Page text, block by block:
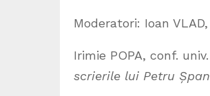
Moderatori: Ioan
Irimie POPA, conf.
scrierile lui Petru